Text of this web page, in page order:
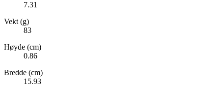
7.31
Vekt (g)
83
Høyde (cm)
0.86
Bredde (cm)
15.93